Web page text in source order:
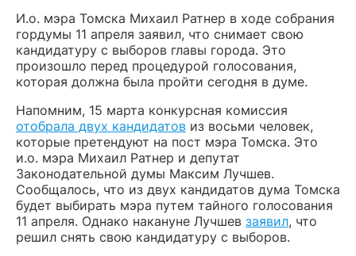
И.о. мэра Томска Михаил Ратнер в ходе собрания
гордумы 11 апреля заявил, что снимает свою
кандидатуру с выборов главы города. Это
произошло перед процедурой голосования,
которая должна была пройти сегодня в думе.
Напомним, 15 марта конкурсная комиссия
отобрала двух кандидатов из восьми человек,
которые претендуют на пост мэра Томска. Это
и.о. мэра Михаил Ратнер и депутат
Законодательной думы Максим Лучшев.
Сообщалось, что из двух кандидатов дума Томска
будет выбирать мэра путем тайного голосования
11 апреля. Однако накануне Лучшев заявил, что
решил снять свою кандидатуру с выборов.